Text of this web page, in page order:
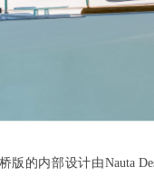
版的内部设计由Nauta